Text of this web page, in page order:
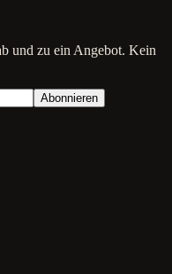
und zu ein Angebot. Kein
Abonnieren